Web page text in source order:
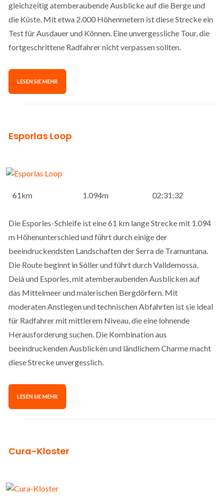
gleichzeitig atemberaubende Ausblicke auf die Berge und
die Küste. Mit etwa 2.000 Höhenmetern ist diese Strecke ein
Test für Ausdauer und Können. Eine unvergessliche Tour, die
fortgeschrittene Radfahrer nicht verpassen sollten.
LESEN SIE MEHR
Esporlas Loop
61km 1.094m 02:31:32
Die Esporles-Schleife ist eine 61 km lange Strecke mit 1.094
m Höhenunterschied und führt durch einige der
beeindruckendsten Landschaften der Serra de Tramuntana.
Die Route beginnt in Sóller und führt durch Valldemossa,
Deià und Esporles, mit atemberaubenden Ausblicken auf
das Mittelmeer und malerischen Bergdörfern. Mit
moderaten Anstiegen und technischen Abfahrten ist sie ideal
für Radfahrer mit mittlerem Niveau, die eine lohnende
Herausforderung suchen. Die Kombination aus
beeindruckenden Ausblicken und ländlichem Charme macht
diese Strecke unvergesslich.
LESEN SIE MEHR
Cura-Kloster